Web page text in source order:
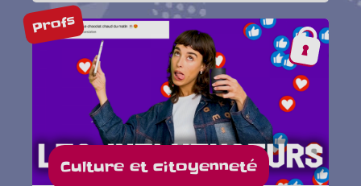
Profs
Culture et citoyenneté